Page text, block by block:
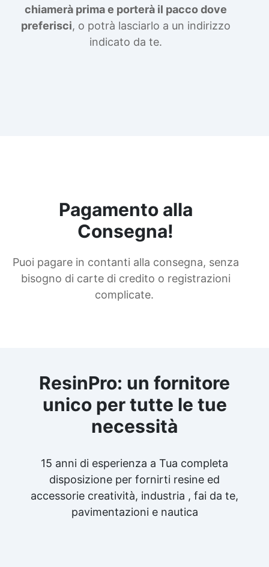
chiamerà prima e porterà il pacco dove
preferisci, o potrà lasciarlo a un indirizzo
indicato da te.
Pagamento alla
Consegna!
Puoi pagare in contanti alla consegna, senza
bisogno di carte di credito o registrazioni
complicate.
ResinPro: un fornitore
unico per tutte le tue
necessità
15 anni di esperienza a Tua completa
disposizione per fornirti resine ed
accessorie creatività, industria , fai da te,
pavimentazioni e nautica